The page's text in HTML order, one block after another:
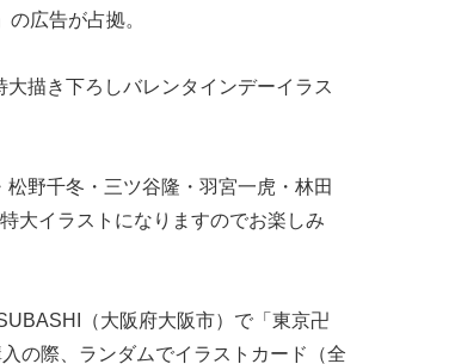
広告が占拠。
描き下ろしバレンタインデーイラス
野千冬・三ツ谷隆・羽宮一虎・林田
大イラストになりますのでお楽しみ
（大阪府大阪市）で「東京卍
の際、ランダムでイラストカード（全